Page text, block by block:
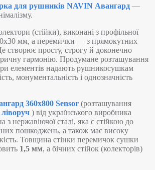
для рушників NAVIN Авангард —
(стійки), виконані з профільної
мм, а перемички — з прямокутних
створює просту, строгу й доконечно
гармонію. Продумане розташування
елементів надають рушникосушкам
монументальність і однозначність
360х800 Sensor (розташування
ліворуч ) від українського виробника
з нержавіючої сталі, яка є стійкою до
пошкоджень, а також має високу
Товщина стінки перемичок сушки
1,5 мм, а бічних стійок (колекторів)